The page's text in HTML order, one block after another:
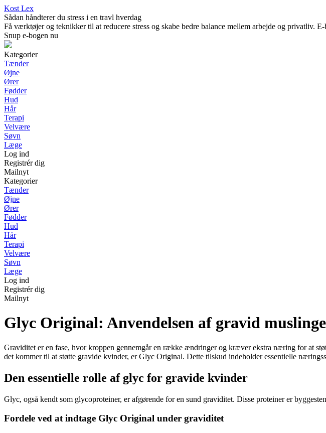
Kost Lex
Sådan håndterer du stress i en travl hverdag
Få værktøjer og teknikker til at reducere stress og skabe bedre balance mellem arbejde og privatliv.
Snup e-bogen nu
Kategorier
Tænder
Øjne
Ører
Fødder
Hud
Hår
Terapi
Velvære
Søvn
Læge
Log ind
Registrér dig
Mailnyt
Kategorier
Tænder
Øjne
Ører
Fødder
Hud
Hår
Terapi
Velvære
Søvn
Læge
Log ind
Registrér dig
Mailnyt
Glyc Original: Anvendelsen af gravid
Graviditet er en fase, hvor kroppen gennemgår en række ændringer og kræver ekstra næring for at
det kommer til at støtte gravide kvinder, er Glyc Original. Dette tilskud indeholder essentielle
Den essentielle rolle af glyc for gravide kvinder
Glyc, også kendt som glycoproteiner, er afgørende for en sund graviditet. Disse proteiner er
Fordele ved at indtage Glyc Original under graviditet